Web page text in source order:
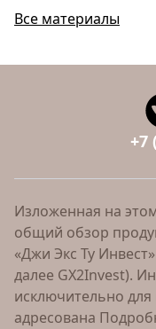
Все материалы
+7
Изложенная на
общий обзор
«Джи Экс Ту
далее GX2Invest).
исключительно
адресована